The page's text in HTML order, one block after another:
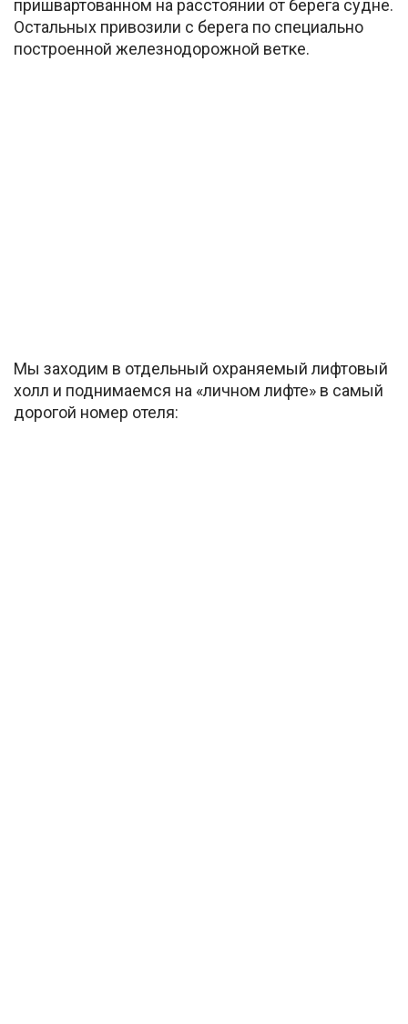
пришвартованном на расстоянии от берега судне.
Остальных привозили с берега по специально
построенной железнодорожной ветке.
Мы заходим в отдельный охраняемый лифтовый
холл и поднимаемся на «личном лифте» в самый
дорогой номер отеля: